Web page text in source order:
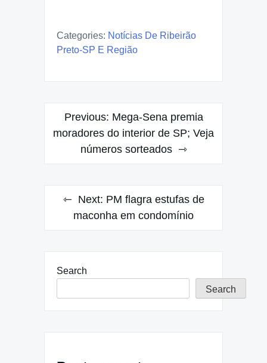
Categories: Notícias De Ribeirão
Preto-SP E Região
Post
navigation
Previous: Mega-Sena premia
moradores do interior de SP; Veja
números sorteados
Next: PM flagra estufas de
maconha em condomínio
Search
Search